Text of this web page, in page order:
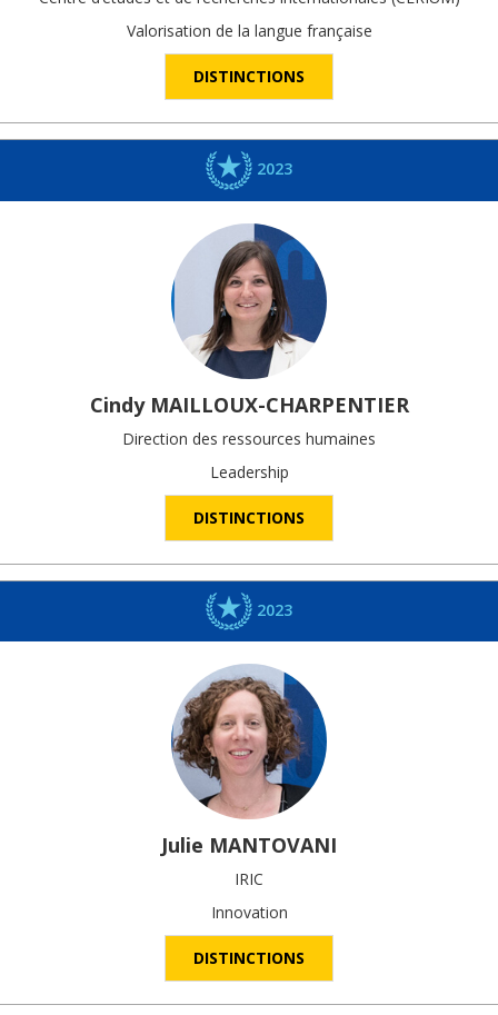
Valorisation de la langue française
DISTINCTIONS
2023
Cindy MAILLOUX-CHARPENTIER
Direction des ressources humaines
Leadership
DISTINCTIONS
2023
Julie MANTOVANI
IRIC
Innovation
DISTINCTIONS